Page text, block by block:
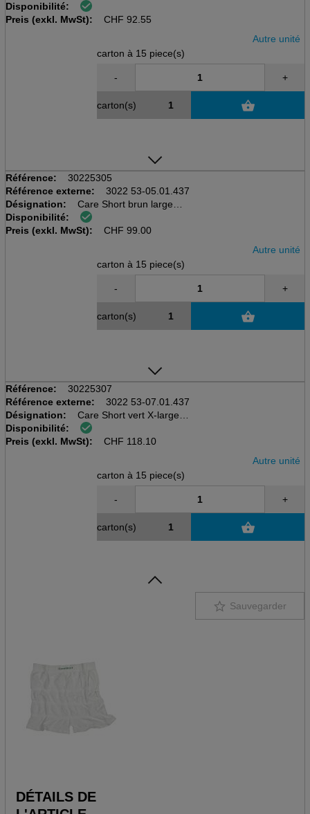
Carton à 15 pcs, PA, elastan
Culotte pour l'incontinence
Disponibilité:
Preis (exkl. MwSt):
CHF 92.55
Autre unité
carton à 15 piece(s)
- +
carton(s)
Référence:
30225305
Référence externe:
3022 53-05.01.437
Désignation:
Care Short brun large
Culotte pour l'incontinence
15 pièces par carton
Disponibilité:
Preis (exkl. MwSt):
CHF 99.00
Autre unité
carton à 15 piece(s)
- +
carton(s)
Référence:
30225307
Référence externe:
3022 53-07.01.437
Désignation:
Care Short vert X-large
Culotte pour l'incontinence
15 pièces par carton
Disponibilité:
Preis (exkl. MwSt):
CHF 118.10
Autre unité
carton à 15 piece(s)
- +
carton(s)
Sauvegarder
DÉTAILS DE